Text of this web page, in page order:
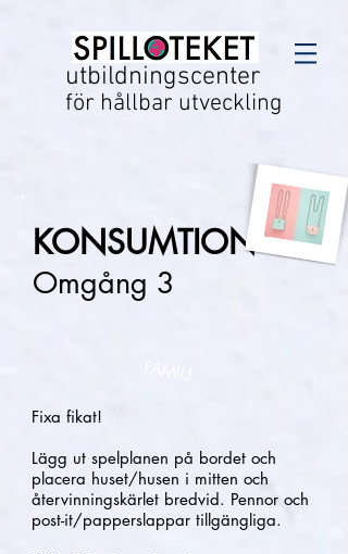
utbildningscenter
för hållbar utveckling
KONSUMTION
Omgång 3
Fixa fikat!
Lägg ut spelplanen på bordet och
placera huset/husen i mitten och
återvinningskärlet bredvid. Pennor och
post-it/papperslappar tillgängliga.